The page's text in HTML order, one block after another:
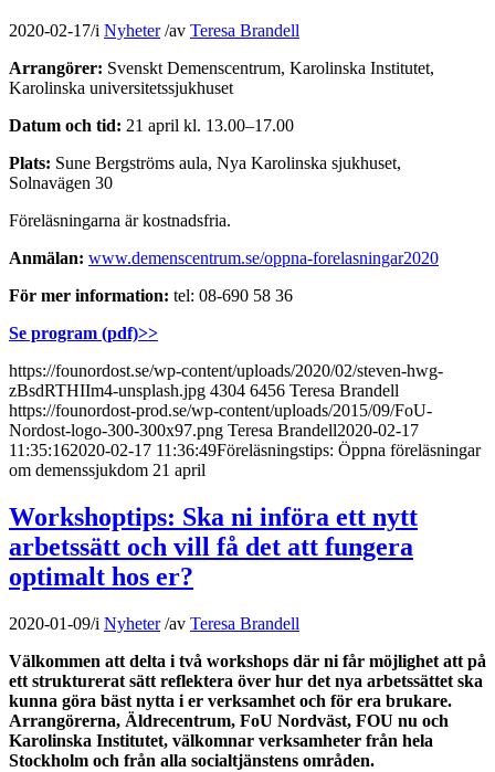
2020-02-17/i Nyheter /av Teresa Brandell
Arrangörer: Svenskt Demenscentrum, Karolinska Institutet,
Karolinska universitetssjukhuset
Datum och tid: 21 april kl. 13.00–17.00
Plats: Sune Bergströms aula, Nya Karolinska sjukhuset,
Solnavägen 30
Föreläsningarna är kostnadsfria.
Anmälan: www.demenscentrum.se/oppna-forelasningar2020
För mer information: tel: 08-690 58 36
Se program (pdf)>>
https://founordost.se/wp-content/uploads/2020/02/steven-hwg-
zBsdRTHIIm4-unsplash.jpg 4304 6456 Teresa Brandell
https://founordost-prod.se/wp-content/uploads/2015/09/FoU-
Nordost-logo-300-300x97.png Teresa Brandell2020-02-17
11:35:162020-02-17 11:36:49Föreläsningstips: Öppna föreläsningar
om demenssjukdom 21 april
Workshoptips: Ska ni införa ett nytt
arbetssätt och vill få det att fungera
optimalt hos er?
2020-01-09/i Nyheter /av Teresa Brandell
Välkommen att delta i två workshops där ni får möjlighet att på
ett strukturerat sätt reflektera över hur det nya arbetssättet ska
kunna göra bäst nytta i er verksamhet och för era brukare.
Arrangörerna, Äldrecentrum, FoU Nordväst, FOU nu och
Karolinska Institutet, välkomnar verksamheter från hela
Stockholm och från alla socialtjänstens områden.